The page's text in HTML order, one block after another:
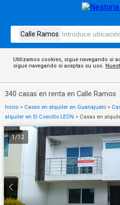
Utilizamos cookies, sigue navegando si
sigue navegando si aceptas su uso.
340 casas en renta en Calle Ramos
Inicio > Casas en alquiler en Guanajuato >
alquiler en El Coecillo LEÓN > Casas en
1/12